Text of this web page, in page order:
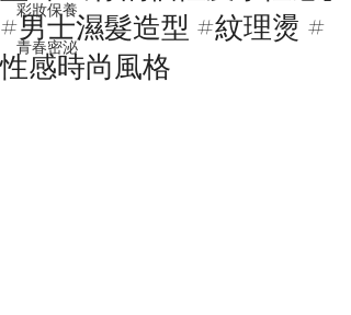
彩妝保養
青春密泌
#男士濕髮造型 #紋理燙 #
性感時尚風格